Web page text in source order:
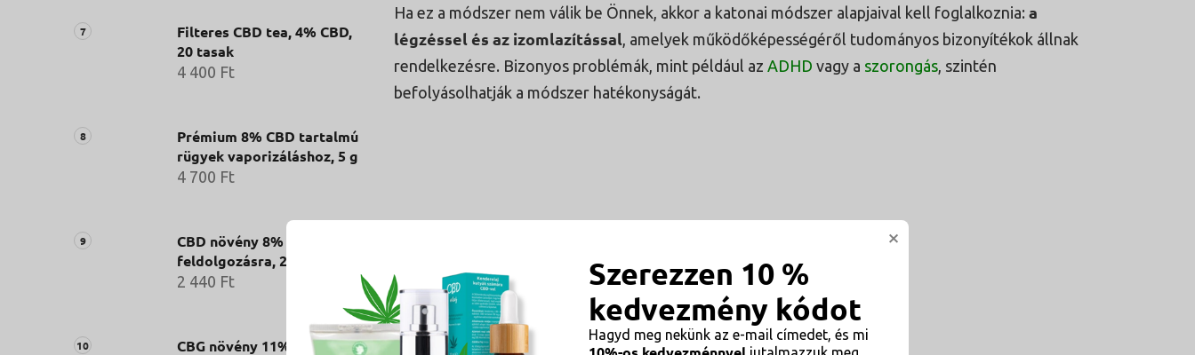
Filteres CBD tea, 4% CBD,
20 tasak
4 400 Ft
Prémium 8% CBD tartalmú
rügyek vaporizáláshoz, 5 g
4 700 Ft
CBD növény 8% - további
feldolgozásra, 2 g
2 440 Ft
CBG növény 11% - további
Ha ez a módszer nem válik be Önnek, akkor a katonai módszer alapjaival kell foglalkoznia: a
légzéssel és az izomlazítással , amelyek működőképességéről tudományos bizonyítékok állnak
rendelkezésre. Bizonyos problémák, mint például az ADHD vagy a szorongás , szintén
befolyásolhatják a módszer hatékonyságát.
×
Szerezzen 10 %
kedvezmény kódot
Hagyd meg nekünk az e-mail címedet, és mi